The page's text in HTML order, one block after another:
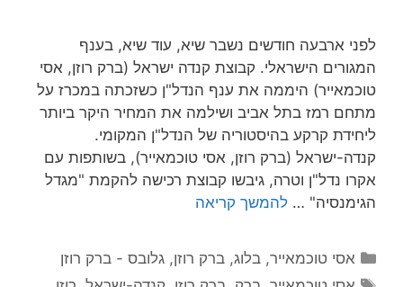
לפני ארבעה חודשים נשבר שיא, עוד שיא, בענף
המגורים הישראלי. קבוצת קנדה ישראל (ברק רוזן, אסי
טוכמאייר) היממה את ענף הנדל"ן כשזכתה במכרז על
מתחם רמז בתל אביב ושילמה את המחיר היקר ביותר
ליחידת קרקע בהיסטוריה של הנדל"ן המקומי.
קנדה-ישראל (ברק רוזן, אסי טוכמאייר), בשותפות עם
אקרו נדל"ן וטרה, גיבשו קבוצת רכישה להקמת "מגדל
הגימנסיה" … להמשך קריאה
קטגוריות
אסי טוכמאייר,בלוג,ברק רוזן,גלובס - ברק רוזן
תגיות